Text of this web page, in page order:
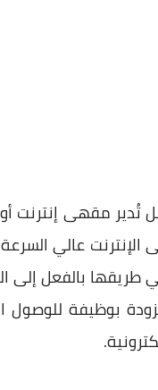
تُدير مقهى إنترنت
الإنترنت عالي
طريقها بالفعل إلى
بوظيفة للوصول